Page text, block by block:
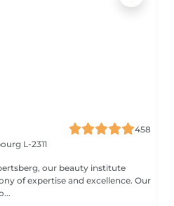
458
L-2311
our beauty institute
of expertise and excellence. Our